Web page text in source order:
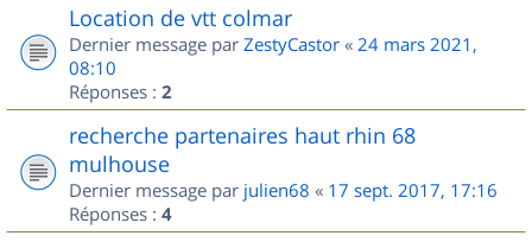
Location de vtt colmar
Dernier message par ZestyCastor « 24 mars 2021,
08:10
Réponses : 2
recherche partenaires haut rhin 68
mulhouse
Dernier message par julien68 « 17 sept. 2017, 17:16
Réponses : 4